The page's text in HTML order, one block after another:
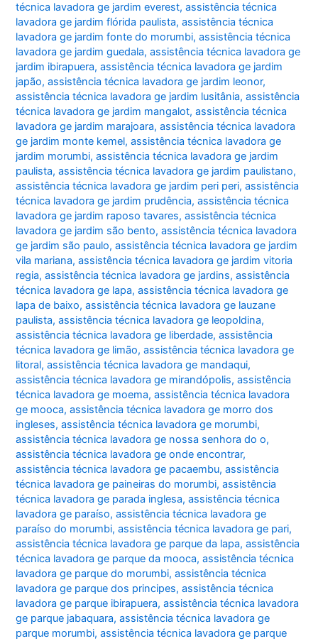
técnica lavadora ge jardim everest,assistência técnica
lavadora ge jardim flórida paulista,assistência técnica
lavadora ge jardim fonte do morumbi,assistência técnica
lavadora ge jardim guedala,assistência técnica lavadora ge
jardim ibirapuera,assistência técnica lavadora ge jardim
japão,assistência técnica lavadora ge jardim leonor,
assistência técnica lavadora ge jardim lusitânia,assistência
técnica lavadora ge jardim mangalot,assistência técnica
lavadora ge jardim marajoara,assistência técnica lavadora
ge jardim monte kemel,assistência técnica lavadora ge
jardim morumbi,assistência técnica lavadora ge jardim
paulista,assistência técnica lavadora ge jardim paulistano,
assistência técnica lavadora ge jardim peri peri,assistência
técnica lavadora ge jardim prudência,assistência técnica
lavadora ge jardim raposo tavares,assistência técnica
lavadora ge jardim são bento,assistência técnica lavadora
ge jardim são paulo,assistência técnica lavadora ge jardim
vila mariana,assistência técnica lavadora ge jardim vitoria
regia,assistência técnica lavadora ge jardins,assistência
técnica lavadora ge lapa,assistência técnica lavadora ge
lapa de baixo,assistência técnica lavadora ge lauzane
paulista,assistência técnica lavadora ge leopoldina,
assistência técnica lavadora ge liberdade,assistência
técnica lavadora ge limão,assistência técnica lavadora ge
litoral,assistência técnica lavadora ge mandaqui,
assistência técnica lavadora ge mirandópolis,assistência
técnica lavadora ge moema,assistência técnica lavadora
ge mooca,assistência técnica lavadora ge morro dos
ingleses,assistência técnica lavadora ge morumbi,
assistência técnica lavadora ge nossa senhora do o,
assistência técnica lavadora ge onde encontrar,
assistência técnica lavadora ge pacaembu,assistência
técnica lavadora ge paineiras do morumbi,assistência
técnica lavadora ge parada inglesa,assistência técnica
lavadora ge paraíso,assistência técnica lavadora ge
paraíso do morumbi,assistência técnica lavadora ge pari,
assistência técnica lavadora ge parque da lapa,assistência
técnica lavadora ge parque da mooca,assistência técnica
lavadora ge parque do morumbi,assistência técnica
lavadora ge parque dos principes,assistência técnica
lavadora ge parque ibirapuera,assistência técnica lavadora
ge parque jabaquara,assistência técnica lavadora ge
parque morumbi,assistência técnica lavadora ge parque